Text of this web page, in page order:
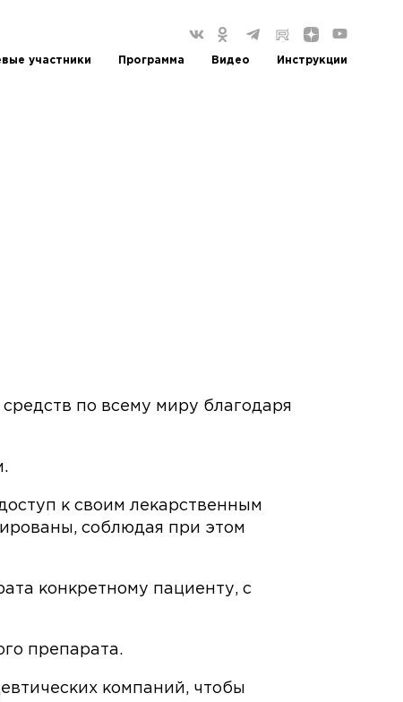
участники Программа Видео Инструкции
по всему миру благодаря
к своим лекарственным
соблюдая при этом
конкретному пациенту, с
препарата.
компаний, чтобы